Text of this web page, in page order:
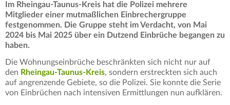
Im Rheingau-Taunus-Kreis hat die Polizei mehrere
Mitglieder einer mutmaßlichen Einbrechergruppe
festgenommen. Die Gruppe steht im Verdacht, von Mai
2024 bis Mai 2025 über ein Dutzend Einbrüche begangen zu
haben.
Die Wohnungseinbrüche beschränkten sich nicht nur auf
den Rheingau-Taunus-Kreis, sondern erstreckten sich auch
auf angrenzende Gebiete, so die Polizei. Sie konnte die Serie
von Einbrüchen nach intensiven Ermittlungen nun aufklären.